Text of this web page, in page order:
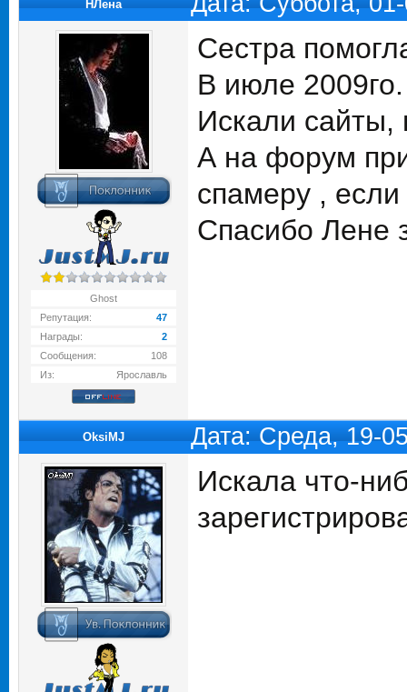
НЛена
Ghost
Репутация:
47
Награды:
2
Сообщения:
108
Из:
Ярославль
Сестра
В июле 2009го.
Искали сайты,
А на форум
спамеру ,
Спасибо Лене
OksiMJ Дата: Среда, 19-
Искала что-